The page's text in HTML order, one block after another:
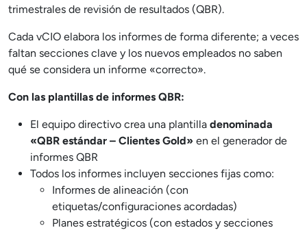
trimestrales de revisión de resultados (QBR).
Cada vCIO elabora los informes de forma diferente; a veces
faltan secciones clave y los nuevos empleados no saben
qué se considera un informe «correcto».
Con las plantillas de informes QBR:
El equipo directivo crea una plantilla denominada
«QBR estándar – Clientes Gold» en el generador de
informes QBR
Todos los informes incluyen secciones fijas como:
Informes de alineación (con
etiquetas/configuraciones acordadas)
Planes estratégicos (con estados y secciones